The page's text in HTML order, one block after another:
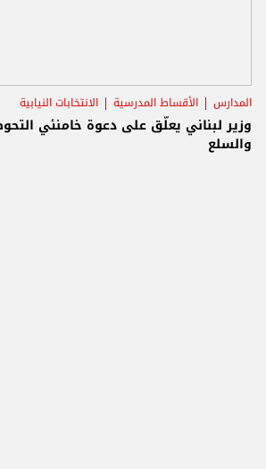
المدارس الأقساط المدرسية الانتخابات النيابية
وزير لبناني يعلّق على دعوة خامنئي
والسلع